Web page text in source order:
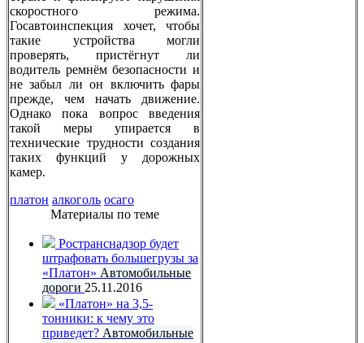
скоростного режима.
Госавтоинспекция хочет, чтобы
такие устройства могли
проверять, пристёгнут ли
водитель ремнём безопасности и
не забыл ли он включить фары
прежде, чем начать движение.
Однако пока вопрос введения
такой меры упирается в
технические трудности создания
таких функций у дорожных
камер.
платон алкоголь осаго
Материалы по теме
Ространснадзор будет
штрафовать большегрузы за
«Платон» Автомобильные
дороги 25.11.2016
«Платон» на 3,5-
тонники: к чему это
приведет? Автомобильные